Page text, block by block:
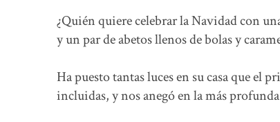
¿Quién quiere celebrar la Navidad con
y un par de abetos llenos de bolas y
Ha puesto tantas luces en su casa que el
incluidas, y nos anegó en la más